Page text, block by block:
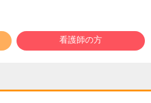
看護師の方